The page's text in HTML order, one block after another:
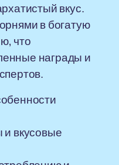
вкус.
в богатую
что
награды и
вкусовые